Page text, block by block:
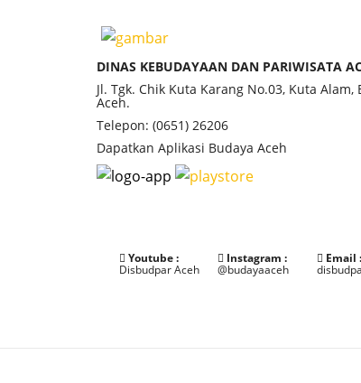
DINAS KEBUDAYAAN DAN PARIWISATA
Jl. Tgk. Chik Kuta Karang No.03, Kuta
Aceh.
Telepon: (0651) 26206
Dapatkan Aplikasi Budaya Aceh
Youtube :
Disbudpar Aceh
Instagram :
@budayaaceh
Email :